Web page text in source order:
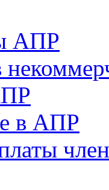
АПР
в АПР